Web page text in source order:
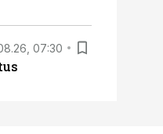
07:30